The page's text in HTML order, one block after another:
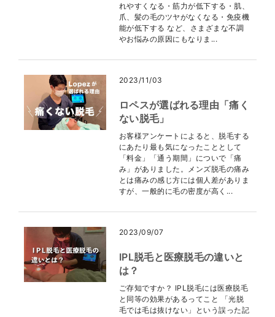
れやすくなる・筋力が低下する・肌、
爪、髪の毛のツヤがなくなる・免疫機
能が低下する など、さまざまな不調
やお悩みの原因にもなりま...
2023/11/03
ロペスが選ばれる理由「痛く
ない脱毛」
お客様アンケートによると、脱毛する
にあたり最も気になったこととして
「料金」「通う期間」についで「痛
み」がありました。メンズ脱毛の痛み
とは痛みの感じ方には個人差がありま
すが、一般的に毛の密度が高く...
2023/09/07
IPL脱毛と医療脱毛の違いと
は？
ご存知ですか？ IPL脱毛には医療脱毛
と同等の効果があるってこと 「光脱
毛では毛は抜けない」という誤った記